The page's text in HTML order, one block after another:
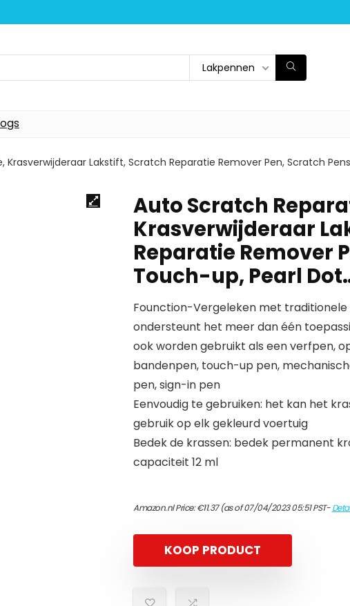
Lakpennen
Krasverwijderaar Lakstift, Scratch Reparatie Remover Pen, Scratch
Auto Scratch
Krasverwijderaar
Reparatie Remover
Touch-up, Pearl
Founction-Vergeleken met
ondersteunt het meer dan één
ook worden gebruikt als een verfpen,
bandenpen, touch-up pen,
pen, sign-in pen
Eenvoudig te gebruiken: het kan het
gebruik op elk gekleurd voertuig
Bedek de krassen: bedek permanent
capaciteit 12 ml
Amazon.nl Price:€11.37(as of 07/04/2023 05:51 PST-
KOOP PRODUCT